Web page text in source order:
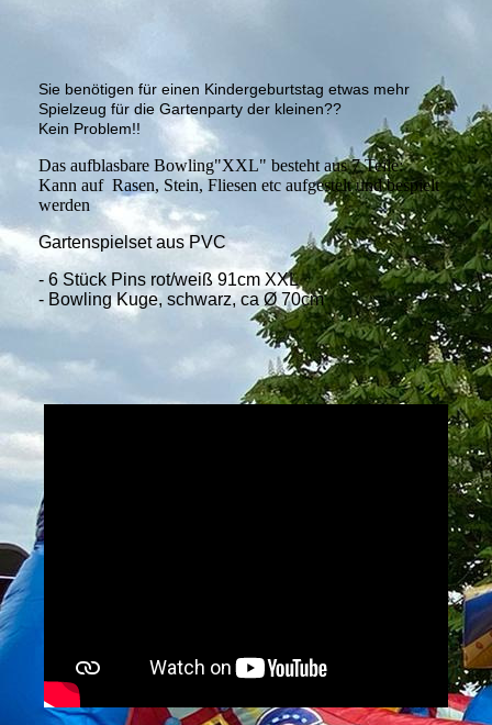
Sie benötigen für einen Kindergeburtstag etwas mehr
Spielzeug für die Gartenparty der kleinen??
Kein Problem!!
Das aufblasbare Bowling"XXL" besteht aus 7 Teile:
Kann auf Rasen, Stein, Fliesen etc aufgestelt und bespielt
werden
Gartenspielset aus PVC
- 6 Stück Pins rot/weiß 91cm XXL
- Bowling Kuge, schwarz, ca Ø 70cm